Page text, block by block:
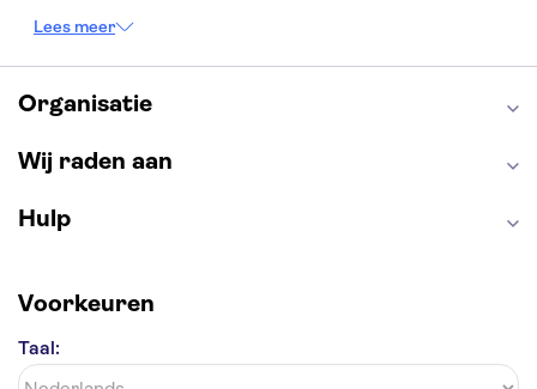
Tower of London
Moulin Rouge
Keukenhof
ARTIS
Edinburgh Castle
Alhambra
Lees meer
Organisatie
Wij raden aan
Hulp
Voorkeuren
Taal: